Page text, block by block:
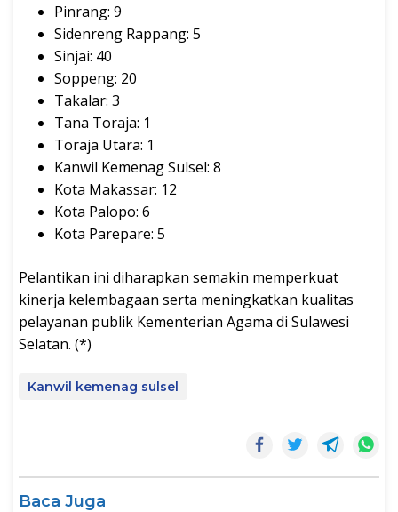
Pinrang: 9
Sidenreng Rappang: 5
Sinjai: 40
Soppeng: 20
Takalar: 3
Tana Toraja: 1
Toraja Utara: 1
Kanwil Kemenag Sulsel: 8
Kota Makassar: 12
Kota Palopo: 6
Kota Parepare: 5
Pelantikan ini diharapkan semakin memperkuat
kinerja kelembagaan serta meningkatkan kualitas
pelayanan publik Kementerian Agama di Sulawesi
Selatan. (*)
Kanwil kemenag sulsel
Baca Juga